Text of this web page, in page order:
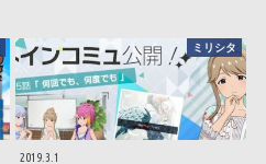
ミリシタ
2019.3.1